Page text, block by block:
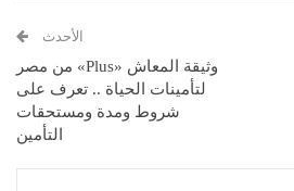
الأحدث
وثيقة المعاش «Plus» من مصر
لتأمينات الحياة .. تعرف على
شروط ومدة ومستحقات
التأمين